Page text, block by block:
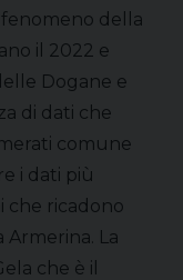
della
il 2022 e
Dogane e
di dati che
comune
i dati più
che ricadono
Armerina. La
che è il